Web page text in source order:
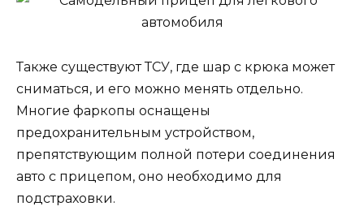
Также существуют ТСУ, где шар с крюка может
сниматься, и его можно менять отдельно.
Многие фаркопы оснащены
предохранительным устройством,
препятствующим полной потери соединения
авто с прицепом, оно необходимо для
подстраховки.